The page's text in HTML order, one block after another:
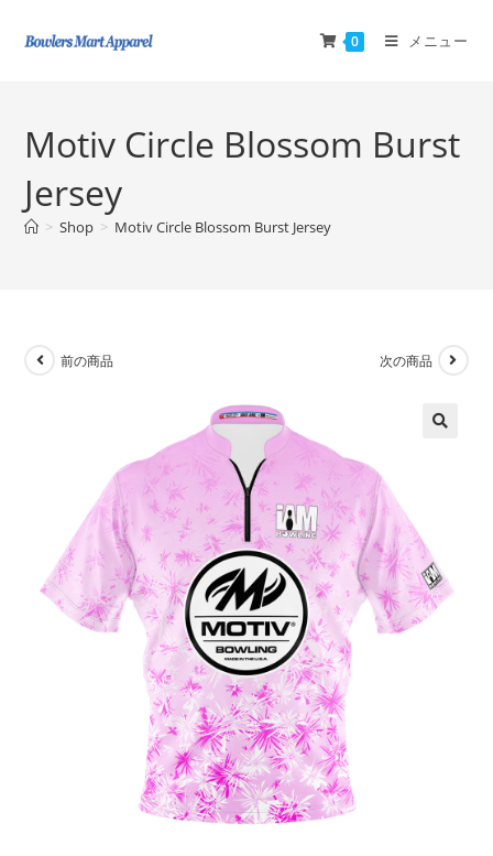
0 メニュー
Motiv Circle Blossom Burst
Jersey
> Shop > Motiv Circle Blossom Burst Jersey
前の商品 次の商品